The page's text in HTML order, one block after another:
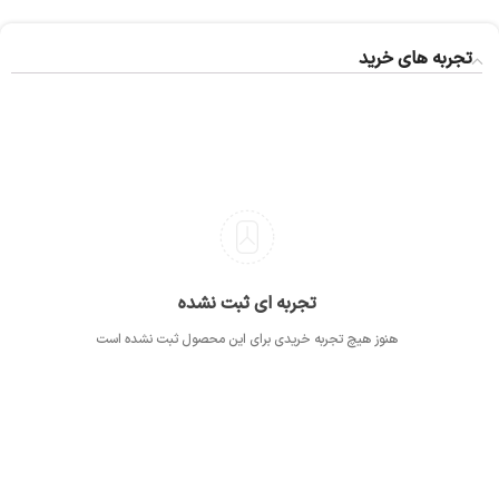
تجربه های خرید
تجربه ای ثبت نشده
هنوز هیچ تجربه خریدی برای این محصول ثبت نشده است